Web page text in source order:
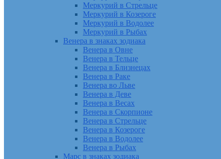
Меркурий в Стрельце
Меркурий в Козероге
Меркурий в Водолее
Меркурий в Рыбах
Венера в знаках зодиака
Венера в Овне
Венера в Тельце
Венера в Близнецах
Венера в Раке
Венера во Льве
Венера в Деве
Венера в Весах
Венера в Скорпионе
Венера в Стрельце
Венера в Козероге
Венера в Водолее
Венера в Рыбах
Марс в знаках зодиака